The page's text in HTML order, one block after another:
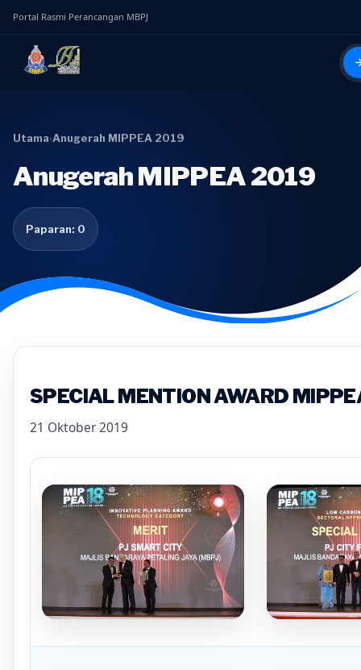
Portal Rasmi Perancangan MBPJ
Utama›Anugerah MIPPEA 2019
Anugerah MIPPEA 2019
Paparan: 0
SPECIAL MENTION AWARD
21 Oktober 2019